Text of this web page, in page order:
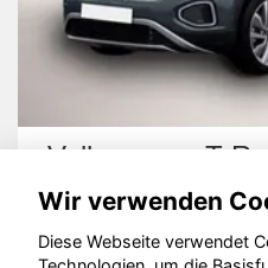
Volkswagen T-Roc
Wir verwenden
Diese Webseite verwendet